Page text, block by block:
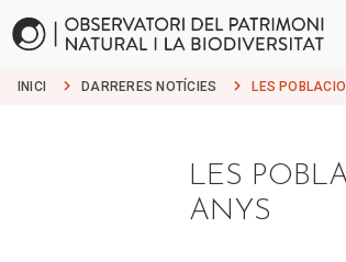
INICI DARRERES NOTÍCIES LES
LES
ANYS